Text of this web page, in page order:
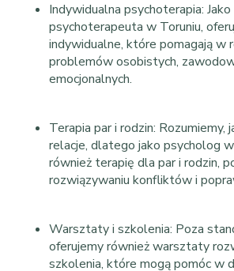
Indywidualna psychoterapia:
psychoterapeuta w Toruniu,
indywidualne, które pomagają w
problemów osobistych,
emocjonalnych.
Terapia par i rodzin: Rozumiemy,
relacje, dlatego jako psycholog
również terapię dla par i rodzin,
rozwiązywaniu konfliktów i
Warsztaty i szkolenia: Poza
oferujemy również warsztaty
szkolenia, które mogą pomóc w